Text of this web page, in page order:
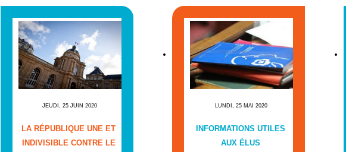
JEUDI, 25 JUIN 2020
LA RÉPUBLIQUE UNE ET
INDIVISIBLE CONTRE LE
LUNDI, 25 MAI 2020
INFORMATIONS UTILES
AUX ÉLUS